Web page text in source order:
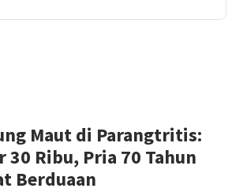
Maut di Parangtritis:
30 Ribu, Pria 70 Tahun
Berduaan